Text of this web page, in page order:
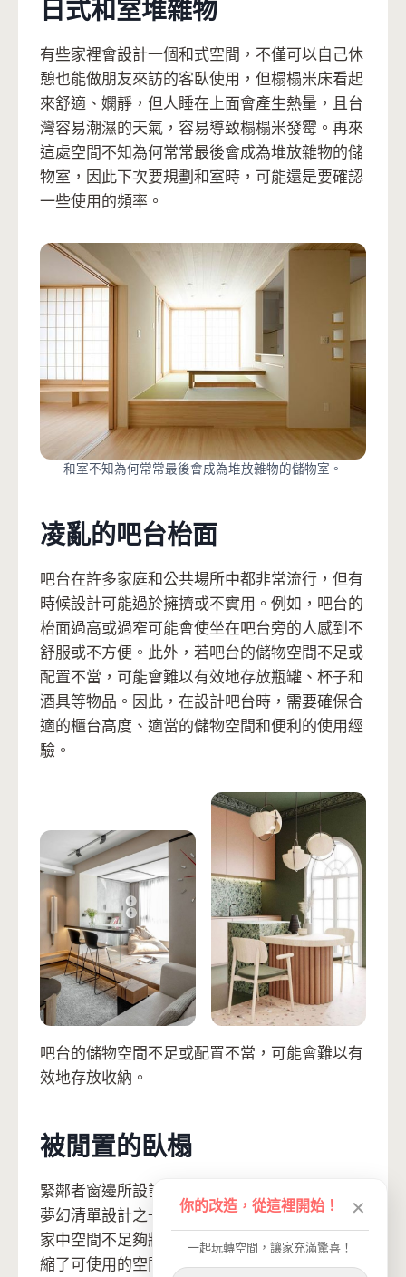
日式和室堆雜物
有些家裡會設計一個和式空間，不僅可以自己休
憩也能做朋友來訪的客臥使用，但榻榻米床看起
來舒適、嫻靜，但人睡在上面會產生熱量，且台
灣容易潮濕的天氣，容易導致榻榻米發霉。再來
這處空間不知為何常常最後會成為堆放雜物的儲
物室，因此下次要規劃和室時，可能還是要確認
一些使用的頻率。
和室不知為何常常最後會成為堆放雜物的儲物室。
凌亂的吧台枱面
吧台在許多家庭和公共場所中都非常流行，但有
時候設計可能過於擁擠或不實用。例如，吧台的
枱面過高或過窄可能會使坐在吧台旁的人感到不
舒服或不方便。此外，若吧台的儲物空間不足或
配置不當，可能會難以有效地存放瓶罐、杯子和
酒具等物品。因此，在設計吧台時，需要確保合
適的櫃台高度、適當的儲物空間和便利的使用經
驗。
吧台的儲物空間不足或配置不當，可能會難以有
效地存放收納。
被閒置的臥榻
緊鄰者窗邊所設計的臥榻，一直是許多人心中的
夢幻清單設計之一，但臥榻為固定式櫃體，如果
家中空間不足夠將會影響整體空間尺度，同時限
縮了可使用的空間範圍。再來臥榻沿著窗邊而設
你的改造，從這裡開始！ ✕
一起玩轉空間，讓家充滿驚喜！